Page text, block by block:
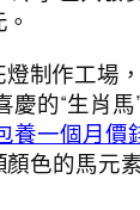
制作工場
慶的“生肖
養一個月價
色的馬元